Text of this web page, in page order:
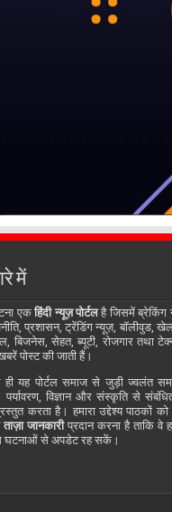
में
एकहिंदी न्यूज़ पोर्टलहै जिसमें ब्रेकिंग
प्रशासन, ट्रेंडिंग न्यूज़, बॉलीवुड,
बिजनेस, सेहत, ब्यूटी, रोजगार तथा
पोस्ट की जाती हैं।
यह पोर्टल समाज से जुड़ी ज्वलंत
पर्यावरण, विज्ञान और संस्कृति से
प्रस्तुत करता है। हमारा उद्देश्य पाठकों को
जानकारीप्रदान करना है ताकि वे
घटनाओं से अपडेट रह सकें।